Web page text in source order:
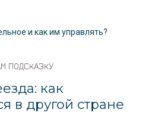
и как им управлять?
ПОДСКАЗКУ
как
в другой стране